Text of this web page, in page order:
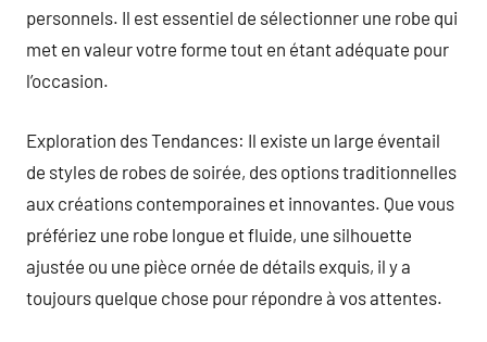
personnels. Il est essentiel de sélectionner une robe qui
met en valeur votre forme tout en étant adéquate pour
l’occasion.
Exploration des Tendances: Il existe un large éventail
de styles de robes de soirée, des options traditionnelles
aux créations contemporaines et innovantes. Que vous
préfériez une robe longue et fluide, une silhouette
ajustée ou une pièce ornée de détails exquis, il y a
toujours quelque chose pour répondre à vos attentes.